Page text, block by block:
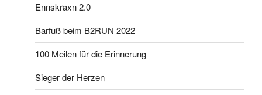
Ennskraxn 2.0
Barfuß beim B2RUN 2022
100 Meilen für die Erinnerung
Sieger der Herzen